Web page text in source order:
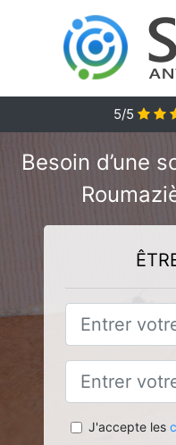
5/5
Besoin d’une
J'accepte les